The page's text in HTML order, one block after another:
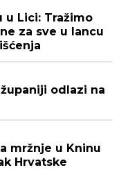
u Lici: Tražimo
za sve u lancu
odlazi na
mržnje u Kninu
Hrvatske